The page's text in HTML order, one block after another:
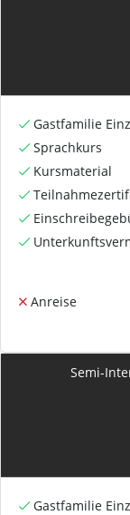
Gastfamilie
Sprachkurs
Kursmaterial
Anreise
Semi-
Gastfamilie